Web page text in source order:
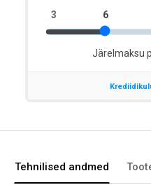
Tehnilised andmed